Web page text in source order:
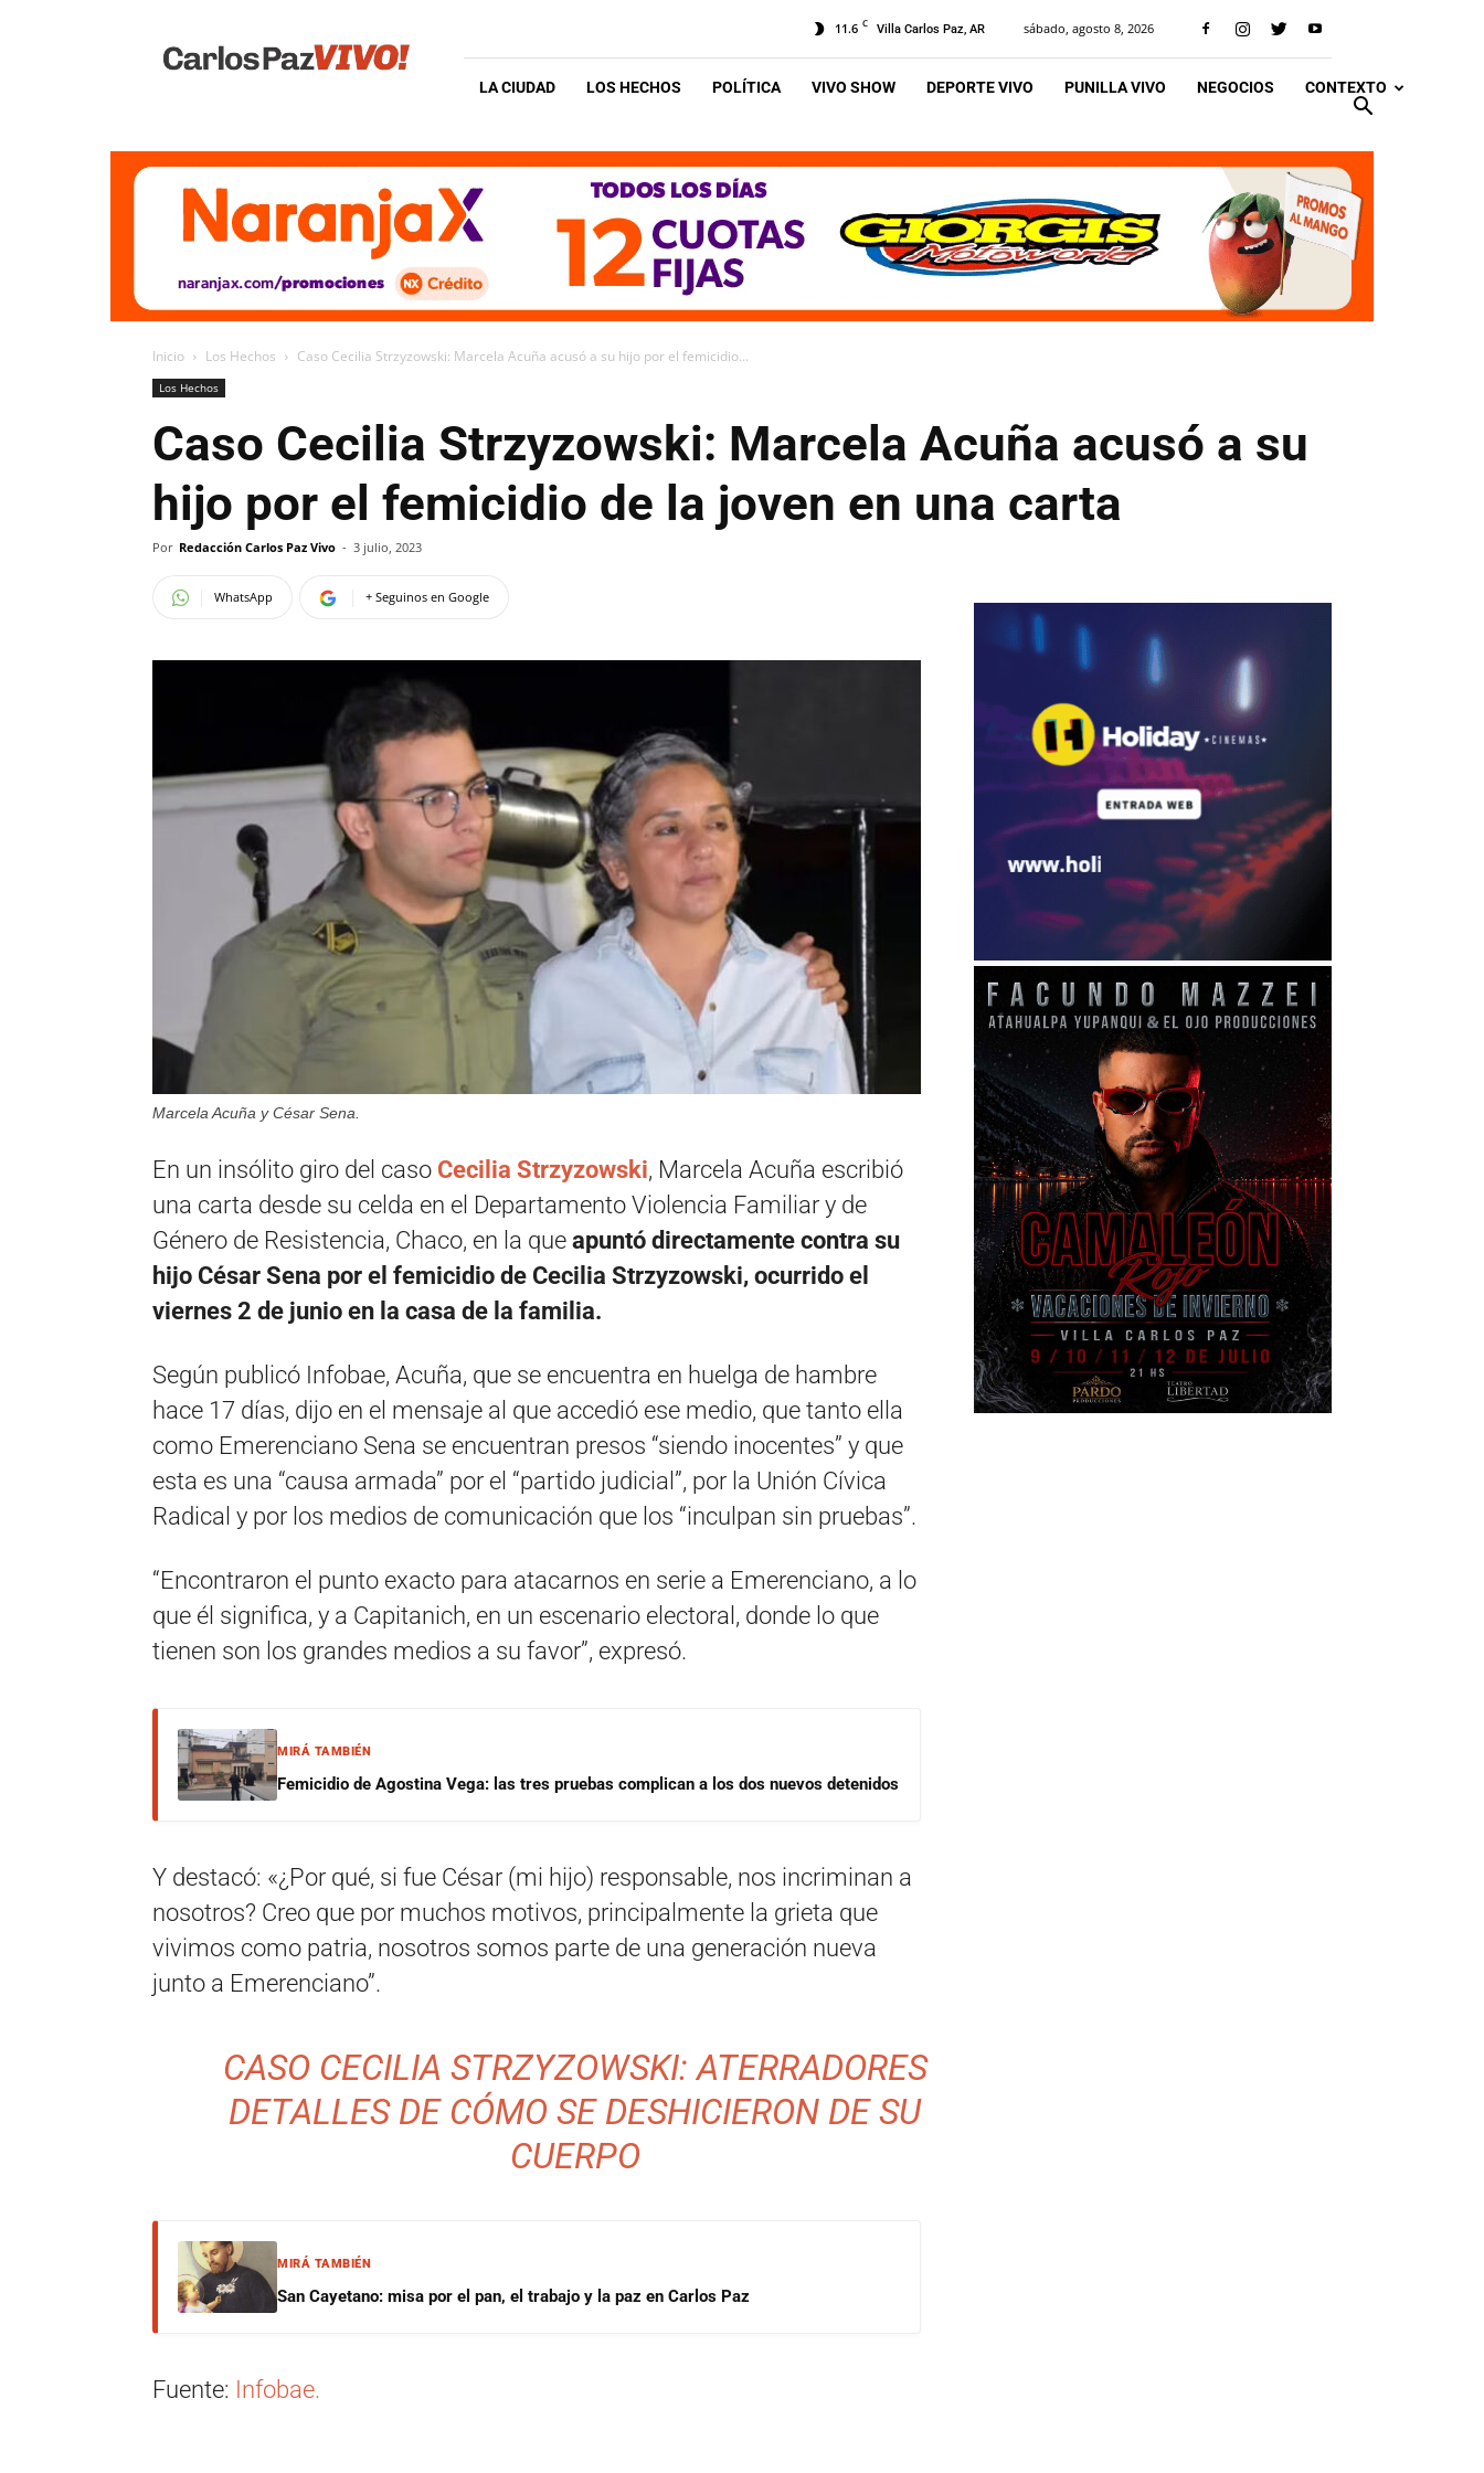
Vivo
11.6 C Villa Carlos Paz, AR sábado, agosto 8, 2026
LA CIUDAD LOS HECHOS POLÍTICA VIVO SHOW DEPORTE VIVO PUNILLA VIVO NEGOCIOS CONTEXTO
Inicio Los Hechos Caso Cecilia Strzyzowski: Marcela Acuña acusó a su hijo por el femicidio...
Los Hechos
Caso Cecilia Strzyzowski: Marcela Acuña acusó a su
hijo por el femicidio de la joven en una carta
Por Redacción Carlos Paz Vivo - 3 julio, 2023
WhatsApp + Seguinos en Google
Marcela Acuña y César Sena.
En un insólito giro del caso Cecilia Strzyzowski, Marcela Acuña escribió
una carta desde su celda en el Departamento Violencia Familiar y de
Género de Resistencia, Chaco, en la que apuntó directamente contra su
hijo César Sena por el femicidio de Cecilia Strzyzowski, ocurrido el
viernes 2 de junio en la casa de la familia.
Según publicó Infobae, Acuña, que se encuentra en huelga de hambre
hace 17 días, dijo en el mensaje al que accedió ese medio, que tanto ella
como Emerenciano Sena se encuentran presos “siendo inocentes” y que
esta es una “causa armada” por el “partido judicial”, por la Unión Cívica
Radical y por los medios de comunicación que los “inculpan sin pruebas”.
“Encontraron el punto exacto para atacarnos en serie a Emerenciano, a lo
que él significa, y a Capitanich, en un escenario electoral, donde lo que
tienen son los grandes medios a su favor”, expresó.
MIRÁ TAMBIÉN
Femicidio de Agostina Vega: las tres pruebas complican a los dos nuevos detenidos
Y destacó: «¿Por qué, si fue César (mi hijo) responsable, nos incriminan a
nosotros? Creo que por muchos motivos, principalmente la grieta que
vivimos como patria, nosotros somos parte de una generación nueva
junto a Emerenciano”.
CASO CECILIA STRZYZOWSKI: ATERRADORES
DETALLES DE CÓMO SE DESHICIERON DE SU
CUERPO
MIRÁ TAMBIÉN
San Cayetano: misa por el pan, el trabajo y la paz en Carlos Paz
Fuente: Infobae.